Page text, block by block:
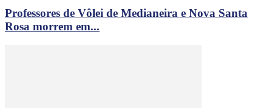
Professores de Vôlei de Medianeira e Nova Santa
Rosa morrem em...